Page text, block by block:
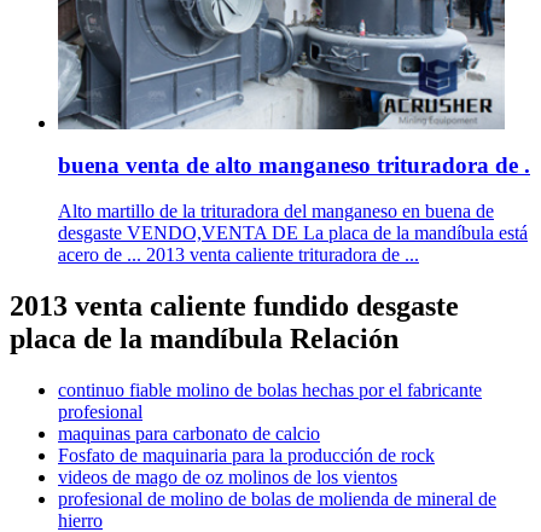
buena venta de alto manganeso trituradora de .
Alto martillo de la trituradora del manganeso en buena de
desgaste VENDO,VENTA DE La placa de la mandíbula está
acero de ... 2013 venta caliente trituradora de ...
2013 venta caliente fundido desgaste
placa de la mandíbula Relación
continuo fiable molino de bolas hechas por el fabricante
profesional
maquinas para carbonato de calcio
Fosfato de maquinaria para la producción de rock
videos de mago de oz molinos de los vientos
profesional de molino de bolas de molienda de mineral de
hierro